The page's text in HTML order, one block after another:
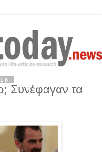
Συνέφαγαν τα